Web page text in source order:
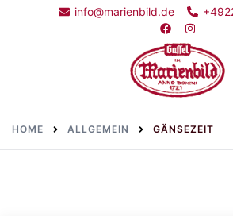
info@marienbild.de
HOME ALLGEMEIN GÄNSEZEIT